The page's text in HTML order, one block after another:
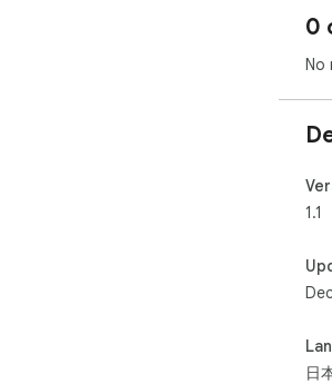
す
0
No
1.1
日